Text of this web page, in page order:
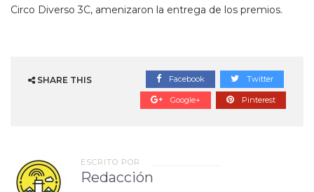
Circo Diverso 3C, amenizaron la entrega de los premios.
SHARE THIS Facebook Twitter
Google+ Pinterest
ESCRITO POR
Redacción